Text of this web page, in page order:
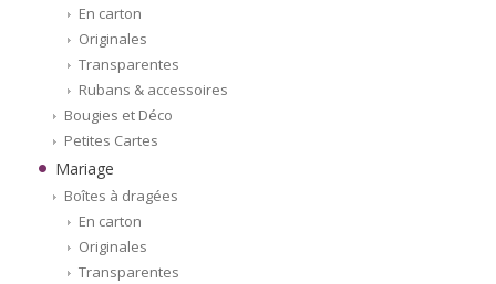
En carton
Originales
Transparentes
Rubans & accessoires
Bougies et Déco
Petites Cartes
Mariage
Boîtes à dragées
En carton
Originales
Transparentes